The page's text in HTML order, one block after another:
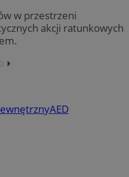
w przestrzeni
akcji ratunkowych
⏵︎
AED